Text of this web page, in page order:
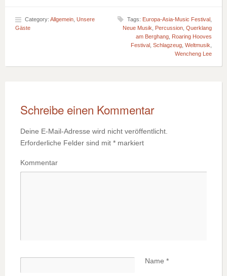
Category: Allgemein Unsere
Gäste
Tags: Europa-Asia-Music Festival
Neue Musik
Percussion Querklang
am Berghang Roaring Hooves
Festival Schlagzeug Weltmusik
Wencheng Lee
Schreibe einen Kommentar
Deine E-Mail-Adresse wird nicht veröffentlicht.
Erforderliche Felder sind mit * markiert
Kommentar
Name *